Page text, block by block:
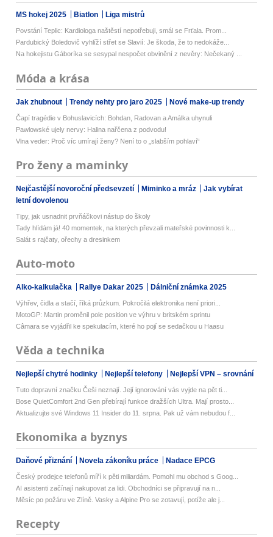
MS hokej 2025 Biatlon Liga mistrů
Povstání Teplic: Kardiologa naštěstí nepotřebuji, smál se Frťala. Prom...
Pardubický Boledovič vyhlíží střet se Slavií: Je škoda, že to nedokáže...
Na hokejistu Gáboríka se sesypal nespočet obvinění z nevěry: Nečekaný ...
Móda a krása
Jak zhubnout Trendy nehty pro jaro 2025 Nové make-up trendy
Čapí tragédie v Bohuslavicích: Bohdan, Radovan a Amálka uhynuli
Pawlowské ujely nervy: Halina nařčena z podvodu!
Vlna veder: Proč víc umírají ženy? Není to o „slabším pohlaví“
Pro ženy a maminky
Nejčastější novoroční předsevzetí Miminko a mráz
Jak vybírat
letní dovolenou
Tipy, jak usnadnit prvňáčkovi nástup do školy
Tady hlídám já! 40 momentek, na kterých převzali mateřské povinnosti k...
Salát s rajčaty, ořechy a dresinkem
Auto-moto
Alko-kalkulačka Rallye Dakar 2025 Dálniční známka 2025
Výhřev, čidla a stačí, říká průzkum. Pokročilá elektronika není priori...
MotoGP: Martin proměnil pole position ve výhru v britském sprintu
Câmara se vyjádřil ke spekulacím, které ho pojí se sedačkou u Haasu
Věda a technika
Nejlepší chytré hodinky Nejlepší telefony Nejlepší VPN – srovnání
Tuto dopravní značku Češi neznají. Její ignorování vás vyjde na pět ti...
Bose QuietComfort 2nd Gen přebírají funkce dražších Ultra. Mají prosto...
Aktualizujte své Windows 11 Insider do 11. srpna. Pak už vám nebudou f...
Ekonomika a byznys
Daňové přiznání Novela zákoníku práce Nadace EPCG
Český prodejce telefonů míří k pěti miliardám. Pomohl mu obchod s Goog...
AI asistenti začínají nakupovat za lidi. Obchodníci se připravují na n...
Měsíc po požáru ve Zlíně. Vasky a Alpine Pro se zotavují, potíže ale j...
Recepty